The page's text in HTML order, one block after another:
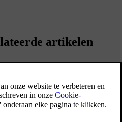
artikelen
de persoonlijke integriteit
van zijn websites.